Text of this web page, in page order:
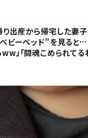
り出産から帰宅した妻
ビーベッド”を見ると…
」「闘魂こめられて